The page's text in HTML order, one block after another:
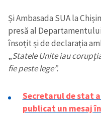
Și Ambasada SUA la
presă al
însoțit și de declarația
„Statele Unite iau
fie peste lege”.
Secretarul de stat
publicat un mesaj